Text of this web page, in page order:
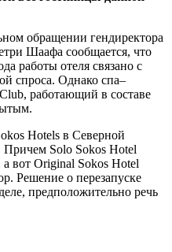
обращении гендиректора
Шаафа сообщается, что
работы отеля связано с
спроса. Однако спа–
работающий в составе
Hotels в Северной
Причем Solo Sokos Hotel
вот Original Sokos Hotel
Решение о перезапуске
предположительно речь